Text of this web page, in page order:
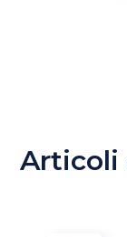
Articoli